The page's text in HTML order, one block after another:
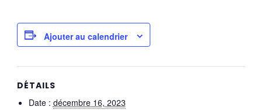
Ajouter au calendrier
DÉTAILS
Date : décembre 16, 2023